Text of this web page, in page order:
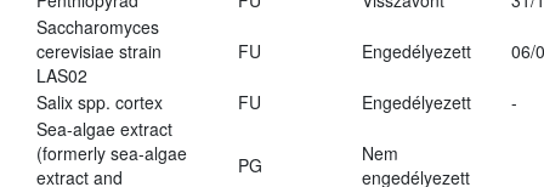
Saccharomyces
cerevisiae strain
LAS02
FU Engedélyezett 06/
Salix spp. cortex FU Engedélyezett
-
Sea-algae extract
(formerly sea-algae
extract and
PG
Nem
engedélyezett